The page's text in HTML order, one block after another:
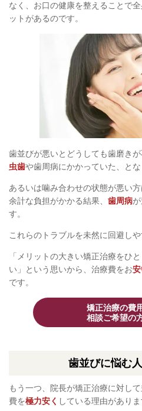
なく、お口の健康を整えることで全
ットがあるのです。
歯並びが悪いとどうしても歯磨き
虫歯や歯周病にかかっていた、とな
あるいは噛み合わせの状態が悪い
余計な負担がかかる結果、 歯周病
す。
これらのトラブルを未然に回避し
「メリットの大きい矯正治療をひ
い」という思いから、治療費をお
です。
矯正治療の費
相談ご希望の
歯並びに悩む
もう一つ、院長が矯正治療に対し
費を極力安く している理由がありま